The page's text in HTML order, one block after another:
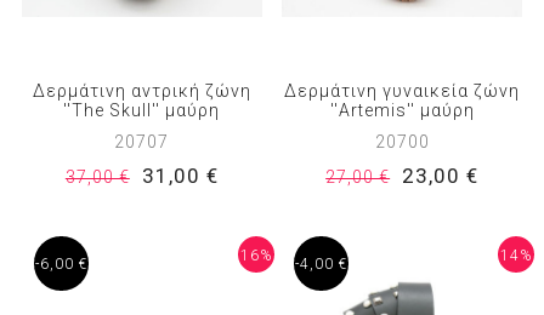
Δερμάτινη αντρική ζώνη
''The Skull'' μαύρη
20707
37,00 €
31,00 €
Δερμάτινη γυναικεία ζώνη
''Artemis'' μαύρη
20700
27,00 €
23,00 €
16%
-6,00 € 14%
-4,00 €